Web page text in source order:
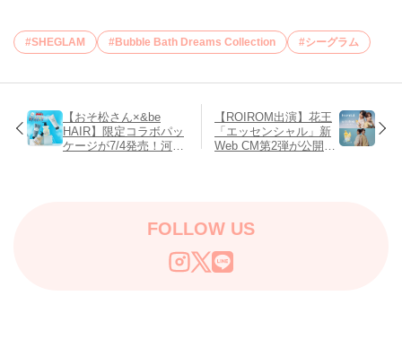
SHEGLAM Bubble Bath Dreams Collection シーグラム
【おそ松さん×&be
HAIR】限定コラボパッ
ケージが7/4発売！河北
【ROIROM出演】花王
「エッセンシャル」新
Web CM第2弾が公開！
FOLLOW US